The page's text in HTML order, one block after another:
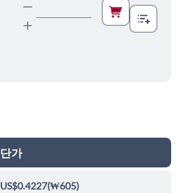
단가
US$0.4227(₩605)